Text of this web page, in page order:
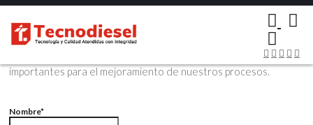
Contáctenos Vía Email
Envíenos sus datos con sus comentarios, sus opiniones son muy
importantes para el mejoramiento de nuestros procesos.
Nombre*